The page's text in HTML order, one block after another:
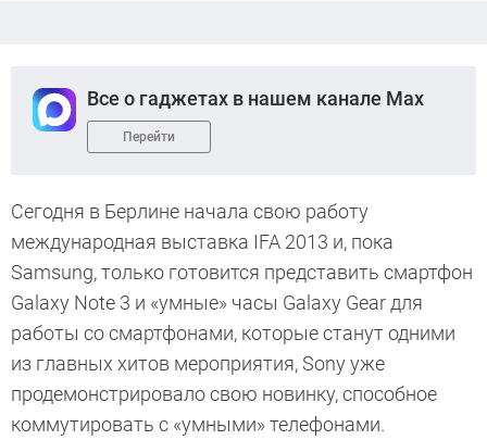
Все о гаджетах в нашем канале Max
Перейти
Сегодня в Берлине начала свою работу
международная выставка IFA 2013 и, пока
Samsung, только готовится представить смартфон
Galaxy Note 3 и «умные» часы Galaxy Gear для
работы со смартфонами, которые станут одними
из главных хитов мероприятия, Sony уже
продемонстрировало свою новинку, способное
коммутировать с «умными» телефонами.